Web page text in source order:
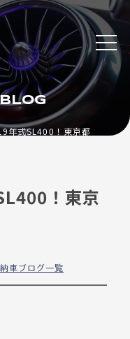
年式SL400！東京都
！東京
納車ブログ一覧